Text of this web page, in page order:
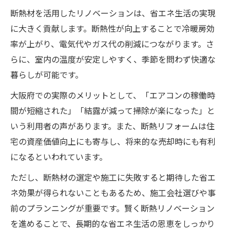
断熱材を活用したリノベーションは、省エネ生活の実現
に大きく貢献します。断熱性が向上することで冷暖房効
率が上がり、電気代やガス代の削減につながります。さ
らに、室内の温度が安定しやすく、季節を問わず快適な
暮らしが可能です。
大阪府での実際のメリットとして、「エアコンの稼働時
間が短縮された」「結露が減って掃除が楽になった」と
いう利用者の声があります。また、断熱リフォームは住
宅の資産価値向上にも寄与し、将来的な売却時にも有利
になるといわれています。
ただし、断熱材の選定や施工に失敗すると期待した省エ
ネ効果が得られないこともあるため、施工会社選びや事
前のプランニングが重要です。賢く断熱リノベーション
を進めることで、長期的な省エネ生活の恩恵をしっかり